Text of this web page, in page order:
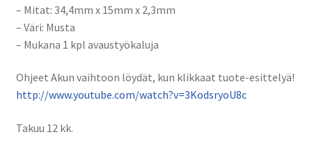
– Mitat: 34,4mm x 15mm x 2,3mm
– Väri: Musta
– Mukana 1 kpl avaustyökaluja
Ohjeet Akun vaihtoon löydät, kun klikkaat tuote-esittelyä!
http://www.youtube.com/watch?v=3KodsryoU8c
Takuu 12 kk.